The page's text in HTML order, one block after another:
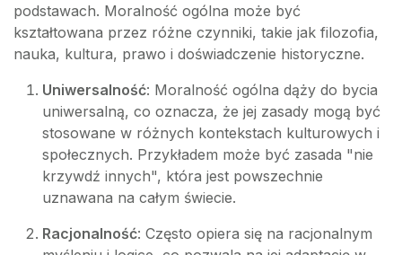
podstawach. Moralność ogólna może być
kształtowana przez różne czynniki, takie jak filozofia,
nauka, kultura, prawo i doświadczenie historyczne.
Uniwersalność: Moralność ogólna dąży do bycia
uniwersalną, co oznacza, że jej zasady mogą być
stosowane w różnych kontekstach kulturowych i
społecznych. Przykładem może być zasada "nie
krzywdź innych", która jest powszechnie
uznawana na całym świecie.
Racjonalność: Często opiera się na racjonalnym